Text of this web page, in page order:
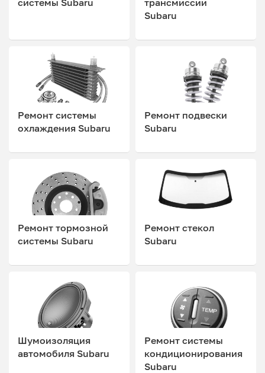
системы Subaru
трансмиссии
Subaru
Ремонт системы
охлаждения Subaru
Ремонт подвески
Subaru
Ремонт тормозной
системы Subaru
Ремонт стекол
Subaru
Шумоизоляция
автомобиля Subaru
Ремонт системы
кондиционирования
Subaru